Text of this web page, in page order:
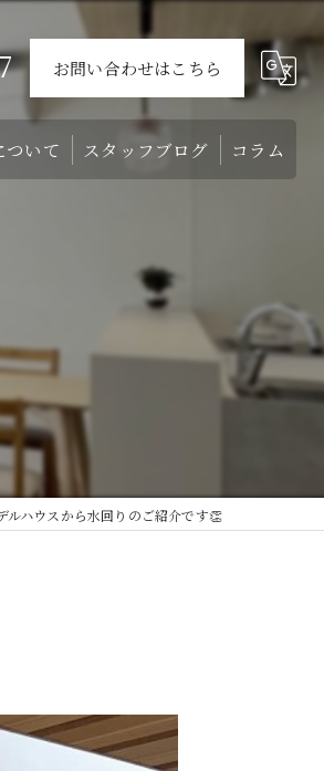
お問い合わせはこちら
ついて スタッフブログ コラム
ルハウスから水回りのご紹介です👏